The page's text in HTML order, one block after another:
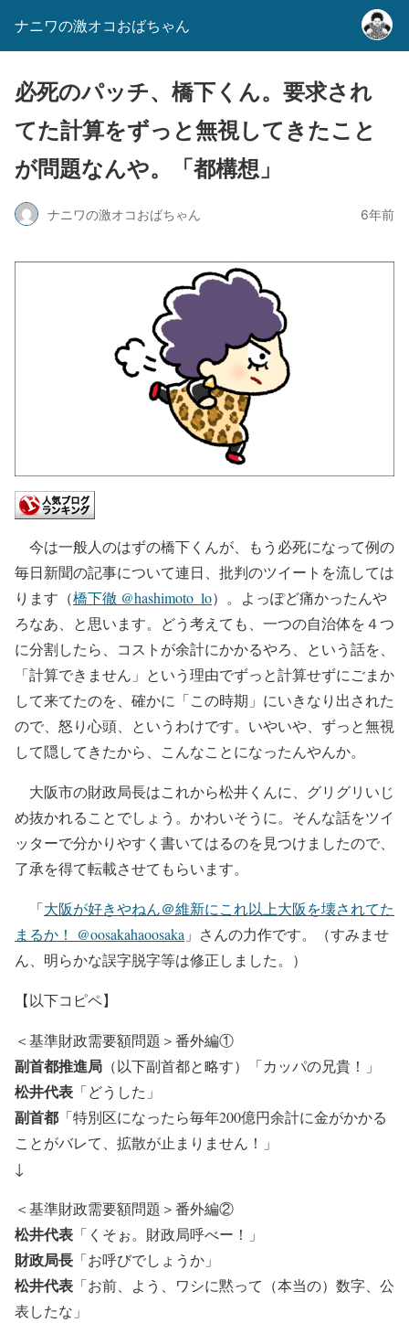
ナニワの激オコおばちゃん
必死のパッチ、橋下くん。要求され
てた計算をずっと無視してきたこと
が問題なんや。「都構想」
ナニワの激オコおばちゃん 6年前
今は一般人のはずの橋下くんが、もう必死になって例の
毎日新聞の記事について連日、批判のツイートを流しては
ります（橋下徹 @hashimoto_lo）。よっぽど痛かったんや
ろなあ、と思います。どう考えても、一つの自治体を４つ
に分割したら、コストが余計にかかるやろ、という話を、
「計算できません」という理由でずっと計算せずにごまか
して来てたのを、確かに「この時期」にいきなり出された
ので、怒り心頭、というわけです。いやいや、ずっと無視
して隠してきたから、こんなことになったんやんか。
大阪市の財政局長はこれから松井くんに、グリグリいじ
め抜かれることでしょう。かわいそうに。そんな話をツイ
ッターで分かりやすく書いてはるのを見つけましたので、
了承を得て転載させてもらいます。
「大阪が好きやねん＠維新にこれ以上大阪を壊されてた
まるか！ @oosakahaoosaka 」さんの力作です。（すみませ
ん、明らかな誤字脱字等は修正しました。）
【以下コピペ】
＜基準財政需要額問題＞番外編①
副首都推進局 （以下副首都と略す）「カッパの兄貴！」
松井代表 「どうした」
副首都 「特別区になったら毎年200億円余計に金がかかる
ことがバレて、拡散が止まりません！」
↓
＜基準財政需要額問題＞番外編②
松井代表 「くそぉ。財政局呼べー！」
財政局長 「お呼びでしょうか」
松井代表 「お前、よう、ワシに黙って（本当の）数字、公
表したな」